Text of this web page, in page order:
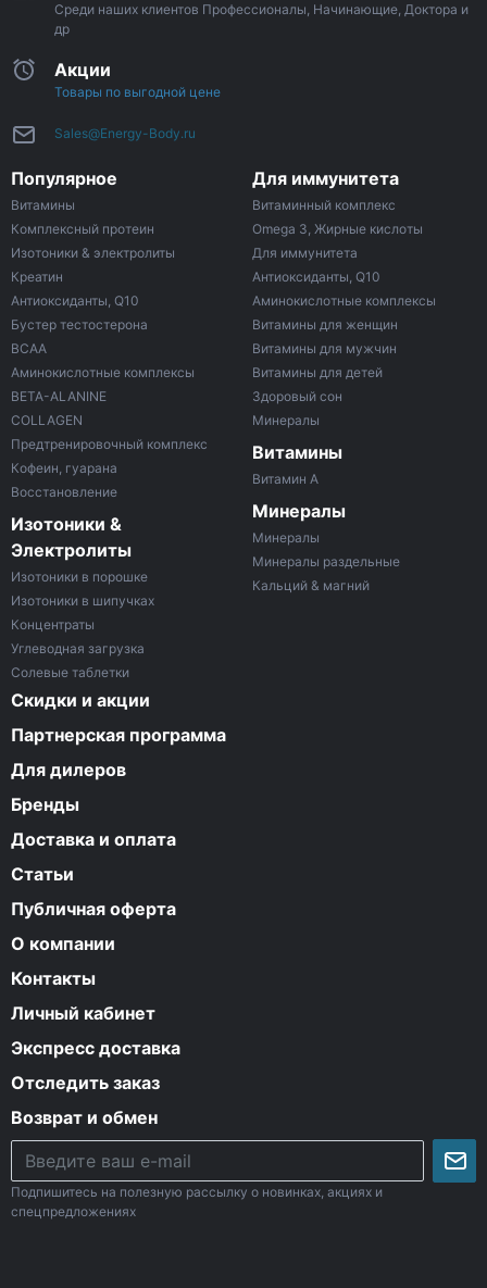
Среди наших клиентов Профессионалы, Начинающие, Доктора и
др
Акции
Товары по выгодной цене
Sales@Energy-Body.ru
Популярное
Витамины
Комплексный протеин
Изотоники & электролиты
Креатин
Антиоксиданты, Q10
Бустер тестостерона
ВСАА
Аминокислотные комплексы
BETA-ALANINE
COLLAGEN
Предтренировочный комплекс
Кофеин, гуарана
Восстановление
Изотоники &
Электролиты
Изотоники в порошке
Изотоники в шипучках
Концентраты
Углеводная загрузка
Солевые таблетки
Для иммунитета
Витаминный комплекс
Omega 3, Жирные кислоты
Для иммунитета
Антиоксиданты, Q10
Аминокислотные комплексы
Витамины для женщин
Витамины для мужчин
Витамины для детей
Здоровый сон
Минералы
Витамины
Витамин A
Минералы
Минералы
Минералы раздельные
Кальций & магний
Скидки и акции
Партнерская программа
Для дилеров
Бренды
Доставка и оплата
Статьи
Публичная оферта
О компании
Контакты
Личный кабинет
Экспресс доставка
Отследить заказ
Возврат и обмен
Подпишитесь на полезную рассылку о новинках, акциях и
спецпредложениях